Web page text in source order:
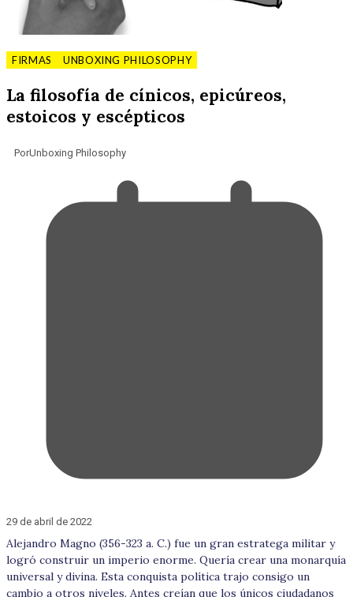
FIRMAS UNBOXING PHILOSOPHY
La filosofía de cínicos, epicúreos,
estoicos y escépticos
PorUnboxing Philosophy
29 de abril de 2022
Alejandro Magno (356-323 a. C.) fue un gran estratega militar y
logró construir un imperio enorme. Quería crear una monarquía
universal y divina. Esta conquista política trajo consigo un
cambio a otros niveles. Antes creían que los únicos ciudadanos